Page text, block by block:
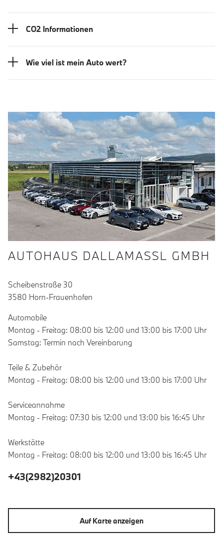
CO2 Informationen
Wie viel ist mein Auto wert?
AUTOHAUS DALLAMASSL GMBH
Scheibenstraße 30
3580 Horn-Frauenhofen
Automobile
Montag - Freitag: 08:00 bis 12:00 und 13:00 bis 17:00 Uhr
Samstag: Termin nach Vereinbarung
Teile & Zubehör
Montag - Freitag: 08:00 bis 12:00 und 13:00 bis 17:00 Uhr
Serviceannahme
Montag - Freitag: 07:30 bis 12:00 und 13:00 bis 16:45 Uhr
Werkstätte
Montag - Freitag: 08:00 bis 12:00 und 13:00 bis 16:45 Uhr
+43(2982)20301
Auf Karte anzeigen